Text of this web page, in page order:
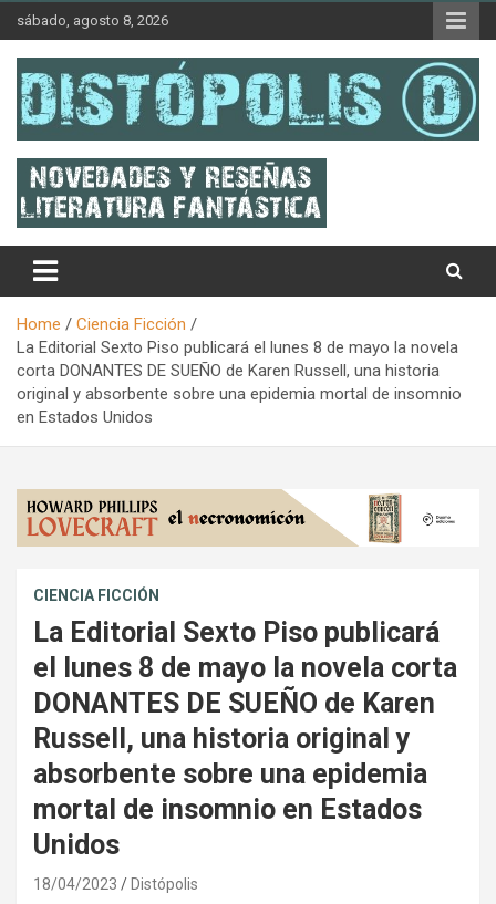
content
sábado, agosto 8, 2026
Distópolis
Home
Ciencia Ficción
La Editorial Sexto Piso publicará el lunes 8 de mayo la novela
corta DONANTES DE SUEÑO de Karen Russell, una historia
original y absorbente sobre una epidemia mortal de insomnio
en Estados Unidos
CIENCIA FICCIÓN
La Editorial Sexto Piso publicará
el lunes 8 de mayo la novela corta
DONANTES DE SUEÑO de Karen
Russell, una historia original y
absorbente sobre una epidemia
mortal de insomnio en Estados
Unidos
18/04/2023 Distópolis